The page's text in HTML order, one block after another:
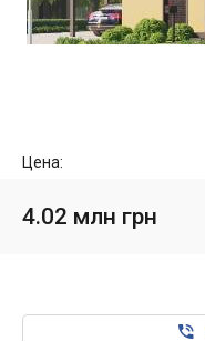
Цена:
4.02 млн грн
